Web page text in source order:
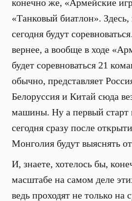
конечно же, «Армейские
«Танковый биатлон».
сегодня будут
вернее, а вообще в ходе
будет соревноваться 21
обычно, представляет
Белоруссия и Китай сюда
машины. Ну а первый старт
сегодня сразу после
Монголия будут выяснять
И, знаете, хотелось бы,
масштабе на самом деле
ведь проходят не только на